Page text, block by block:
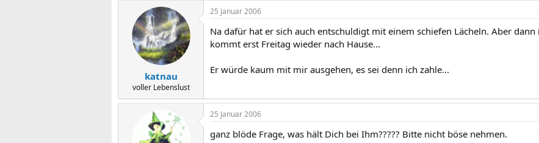
katnau
voller Lebenslust
25 Januar 2006
Na dafür hat er sich auch entschuldigt mit einem schiefen Lächeln. Aber
kommt erst Freitag wieder nach Hause...
Er würde kaum mit mir ausgehen, es sei denn ich zahle...
25 Januar 2006
ganz blöde Frage, was hält Dich bei Ihm????? Bitte nicht böse nehmen.